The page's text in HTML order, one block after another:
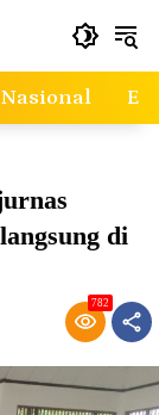
Nasional
di
782